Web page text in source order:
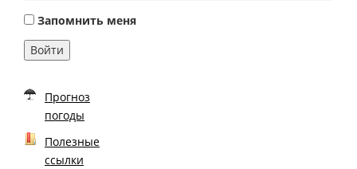
Запомнить меня
Войти
Прогноз
погоды
Полезные
ссылки